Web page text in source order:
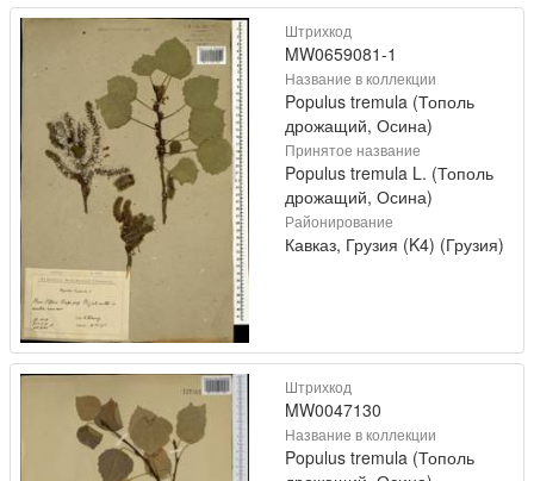
Штрихкод
MW0659081-1
Название в коллекции
Populus tremula (Тополь
дрожащий, Осина)
Принятое название
Populus tremula L. (Тополь
дрожащий, Осина)
Районирование
Кавказ, Грузия (K4) (Грузия)
Штрихкод
MW0047130
Название в коллекции
Populus tremula (Тополь